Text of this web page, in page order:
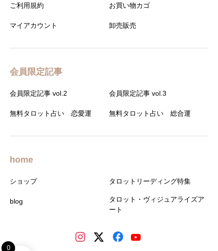
ご利用規約 お買い物カゴ
マイアカウント 卸売販売
会員限定記事
会員限定記事 vol.2 会員限定記事 vol.3
無料タロット占い 恋愛運 無料タロット占い 総合運
home
ショップ タロットリーディング特集
blog
タロット・ヴィジュアライズア
ート
0